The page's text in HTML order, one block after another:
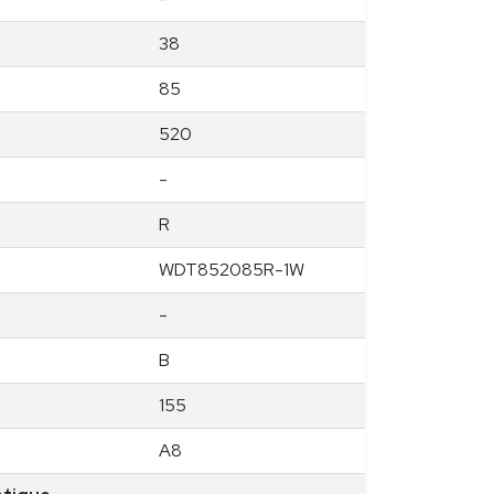
38
85
520
-
R
WDT852085R-1W
-
B
155
A8